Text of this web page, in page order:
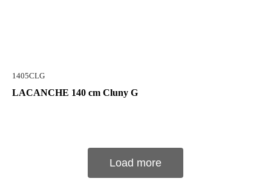
1405CLG
LACANCHE 140 cm Cluny G
Load more